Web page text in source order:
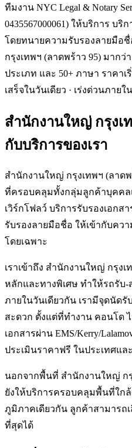
ทีมงาน NYC Legal & Notary
0435567000061) ให้บริการ บริ
โดยทนายความรับรองลายมือ
กรุงเทพฯ (ลาดพร้าว 95) มากว่
ประเภท และ 50+ ภาษา ราคาเ
เสร็จในวันเดียว · เร่งด่วนภายใ
สำนักงานใหญ่ กรุงเ
กับบริการของเรา
สำนักงานใหญ่ กรุงเทพฯ (ลาด
ที่ครอบคลุมทั้งกลุ่มลูกค้าบุคคล
เวิร์กโฟลว์ บริการรับรองเอกส
รับรองลายมือชื่อ ให้เข้ากับคว
โดยเฉพาะ
เราเข้าถึง สำนักงานใหญ่ กรุง
หลักและทางพิเศษ ทำให้รถรับ-
ภายในวันเดียวกัน เรามีจุดนัด
สะดวก ตั้งแต่ที่ทำงาน คอนโด
เอกสารผ่าน EMS/Kerry/
ประเมินราคาฟรี ในประเทศแล
นอกจากพื้นที่ สำนักงานใหญ่ กรุ
ยังให้บริการครอบคลุมพื้นที่ใก
ภูมิภาคเดียวกัน ลูกค้าสามารถ
ที่สุดได้